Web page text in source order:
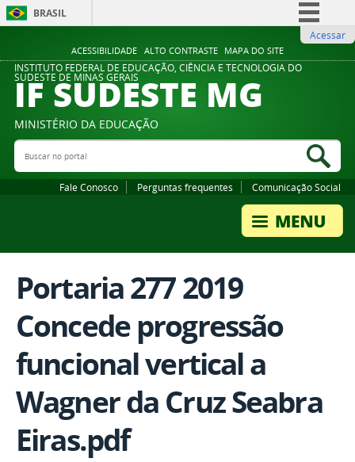
ACESSIBILIDADE ALTO CONTRASTE MAPA DO SITE
BRASIL
Comunica BR
Participe
Legislação
Acessar
INSTITUTO FEDERAL DE EDUCAÇÃO, CIÊNCIA E TECNOLOGIA DO
SUDESTE DE MINAS GERAIS
IF SUDESTE MG
MINISTÉRIO DA EDUCAÇÃO
Buscar no portal
Fale Conosco Perguntas frequentes Comunicação Social
Portaria 277 2019
Concede progressão
funcional vertical a
Wagner da Cruz Seabra
Eiras.pdf